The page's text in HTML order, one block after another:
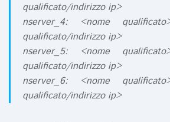
qualificato/indirizzo ip>
nserver_4: <nome
qualificato/indirizzo ip>
nserver_5: <nome
qualificato/indirizzo ip>
nserver_6: <nome
qualificato/indirizzo ip>